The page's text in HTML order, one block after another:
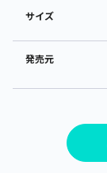
サイズ
発売元